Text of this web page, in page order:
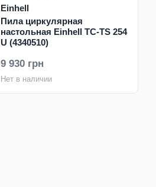
Einhell
Пила циркулярная
настольная Einhell TC-TS 254
U (4340510)
9 930 грн
Нет в наличии